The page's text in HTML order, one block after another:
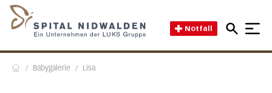
Notfall
/ Babygalerie / Lisa